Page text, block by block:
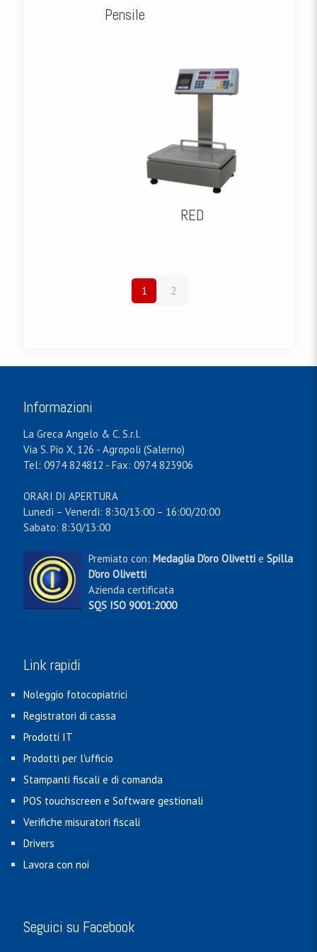
Pensile
RED
1 2
Informazioni
La Greca Angelo & C. S.r.l.
Via S. Pio X, 126 - Agropoli (Salerno)
Tel: 0974 824812 - Fax: 0974 823906
ORARI DI APERTURA
Lunedì – Venerdì: 8:30/13:00 – 16:00/20:00
Sabato: 8:30/13:00
Premiato con: Medaglia D'oro Olivetti e Spilla
D'oro Olivetti
Azienda certificata
SQS ISO 9001:2000
Link rapidi
Noleggio fotocopiatrici
Registratori di cassa
Prodotti IT
Prodotti per l'ufficio
Stampanti fiscali e di comanda
POS touchscreen e Software gestionali
Verifiche misuratori fiscali
Drivers
Lavora con noi
Seguici su Facebook